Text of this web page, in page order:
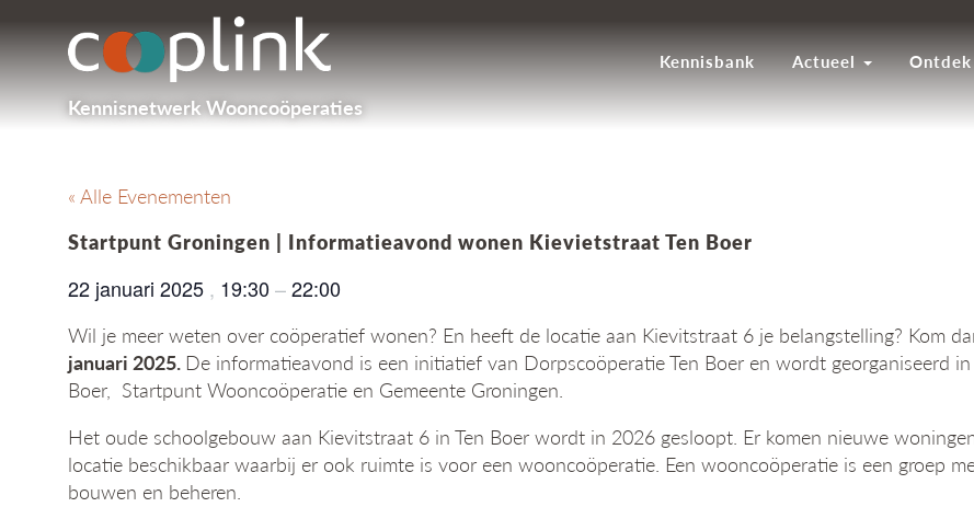
Kennisnetwerk Wooncoöperaties
Kennisbank Actueel
« Alle Evenementen
Startpunt Groningen | Informatieavond wonen Kievietstraat Ten Boer
22 januari 2025 , 19:30 –22:00
Wil je meer weten over coöperatief wonen? En heeft de locatie aan Kievitstraat 6 je belangstelling? Kom
januari 2025. De informatieavond is een initiatief van Dorpscoöperatie Ten Boer en wordt georganiseerd
Boer, Startpunt Wooncoöperatie en Gemeente Groningen.
Het oude schoolgebouw aan Kievitstraat 6 in Ten Boer wordt in 2026 gesloopt. Er komen nieuwe
locatie beschikbaar waarbij er ook ruimte is voor een wooncoöperatie. Een wooncoöperatie is een groep
bouwen en beheren.